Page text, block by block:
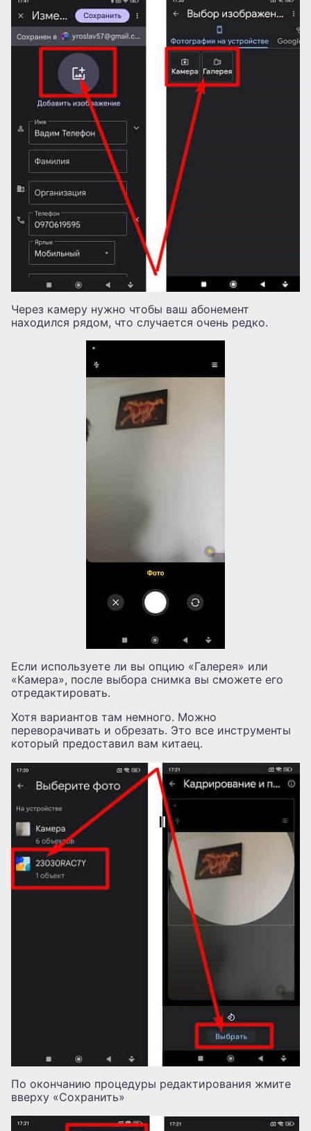
Через камеру нужно чтобы ваш абонемент
находился рядом, что случается очень редко.
Если используете ли вы опцию «Галерея» или
«Камера», после выбора снимка вы сможете его
отредактировать.
Хотя вариантов там немного. Можно
переворачивать и обрезать. Это все инструменты
который предоставил вам китаец.
По окончанию процедуры редактирования жмите
вверху «Сохранить»